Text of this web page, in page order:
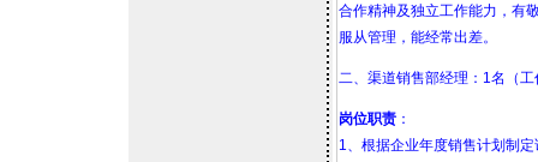
合作精神及独立工作能力，有
服从管理，能经常出差。
二、渠道销售部经理：1名（
岗位职责 ：
1、根据企业年度销售计划制